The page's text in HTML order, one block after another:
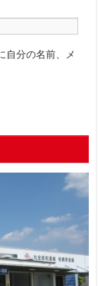
自分の名前、メ